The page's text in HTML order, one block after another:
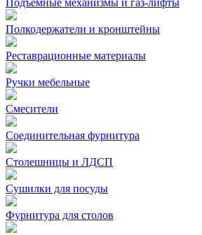
Подъемные механизмы и газ-лифты
Полкодержатели и кронштейны
Реставрационные материалы
Ручки мебельные
Смесители
Соединительная фурнитура
Столешницы и ЛДСП
Сушилки для посуды
Фурнитура для столов